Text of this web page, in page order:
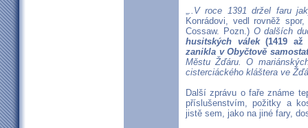
„..V roce 1391 držel faru
Konrádovi, vedl rovněž
Cossaw. Pozn.) O dalších
husitských válek(1419
zanikla v Obyčtově
Městu Žďáru. O
cisterciáckého kláštera ve
Další zprávu o faře známe
příslušenstvím, požitky a
jistě sem, jako na jiné fary,